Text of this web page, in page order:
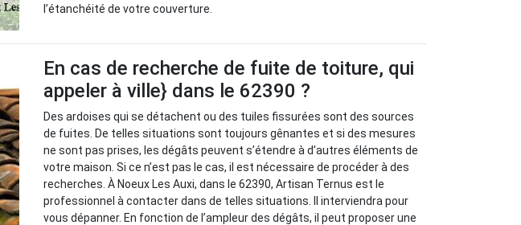
l’étanchéité de votre couverture.
En cas de recherche de fuite de toiture, qui
appeler à ville} dans le 62390 ?
Des ardoises qui se détachent ou des tuiles fissurées sont des sources
de fuites. De telles situations sont toujours gênantes et si des mesures
ne sont pas prises, les dégâts peuvent s’étendre à d’autres éléments de
votre maison. Si ce n’est pas le cas, il est nécessaire de procéder à des
recherches. À Noeux Les Auxi, dans le 62390, Artisan Ternus est le
professionnel à contacter dans de telles situations. Il interviendra pour
vous dépanner. En fonction de l’ampleur des dégâts, il peut proposer une